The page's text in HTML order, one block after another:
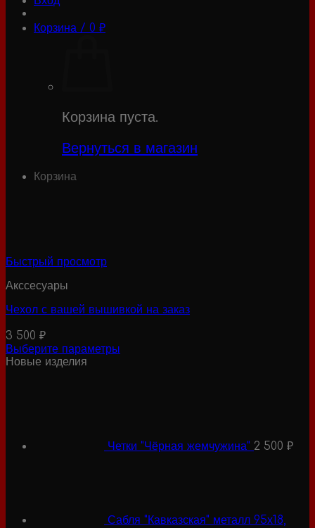
Корзина / 0 ₽
Корзина пуста.
Вернуться в магазин
Корзина
Быстрый просмотр
Акссесуары
Чехол с вашей вышивкой на заказ
3 500 ₽
Выберите параметры
Этот
выбрать
Новые изделия
Четки "Чёрная жемчужина" 2 500 ₽
Сабля "Кавказская" металл 95х18,